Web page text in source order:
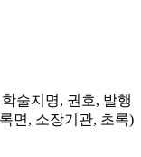
술지명, 권호, 발행
면, 소장기관, 초록)